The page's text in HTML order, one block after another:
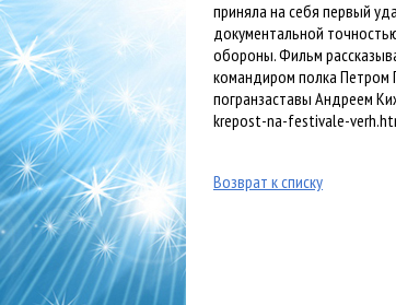
приняла на себя первый
документальной
обороны. Фильм
командиром полка Петром
погранзаставы Андреем
krepost-na-festivale-
Возврат к списку